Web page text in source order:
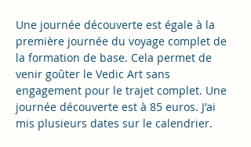
Une journée découverte est égale à la
première journée du voyage complet de
la formation de base. Cela permet de
venir goûter le Vedic Art sans
engagement pour le trajet complet. Une
journée découverte est à 85 euros. J'ai
mis plusieurs dates sur le calendrier.